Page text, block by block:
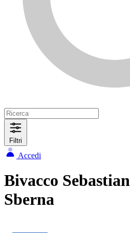
Filtri
Accedi
Bivacco
Sberna